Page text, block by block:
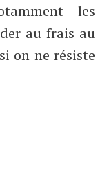
les
au frais au
on ne résiste